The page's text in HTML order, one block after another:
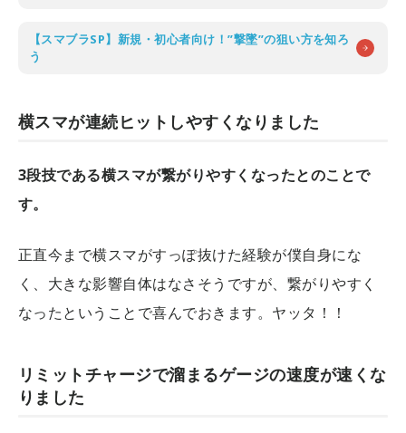
【スマブラSP】新規・初心者向け！”撃墜”の狙い方を知ろ
う
横スマが連続ヒットしやすくなりました
3段技である横スマが繋がりやすくなったとのことで
す。
正直今まで横スマがすっぽ抜けた経験が僕自身にな
く、大きな影響自体はなさそうですが、繋がりやすく
なったということで喜んでおきます。ヤッタ！！
リミットチャージで溜まるゲージの速度が速くな
りました